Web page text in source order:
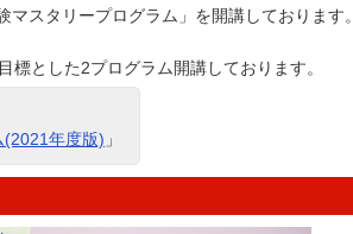
スタリープログラム」を開講しております。
とした2プログラム開講しております。
(2021年度版) 」